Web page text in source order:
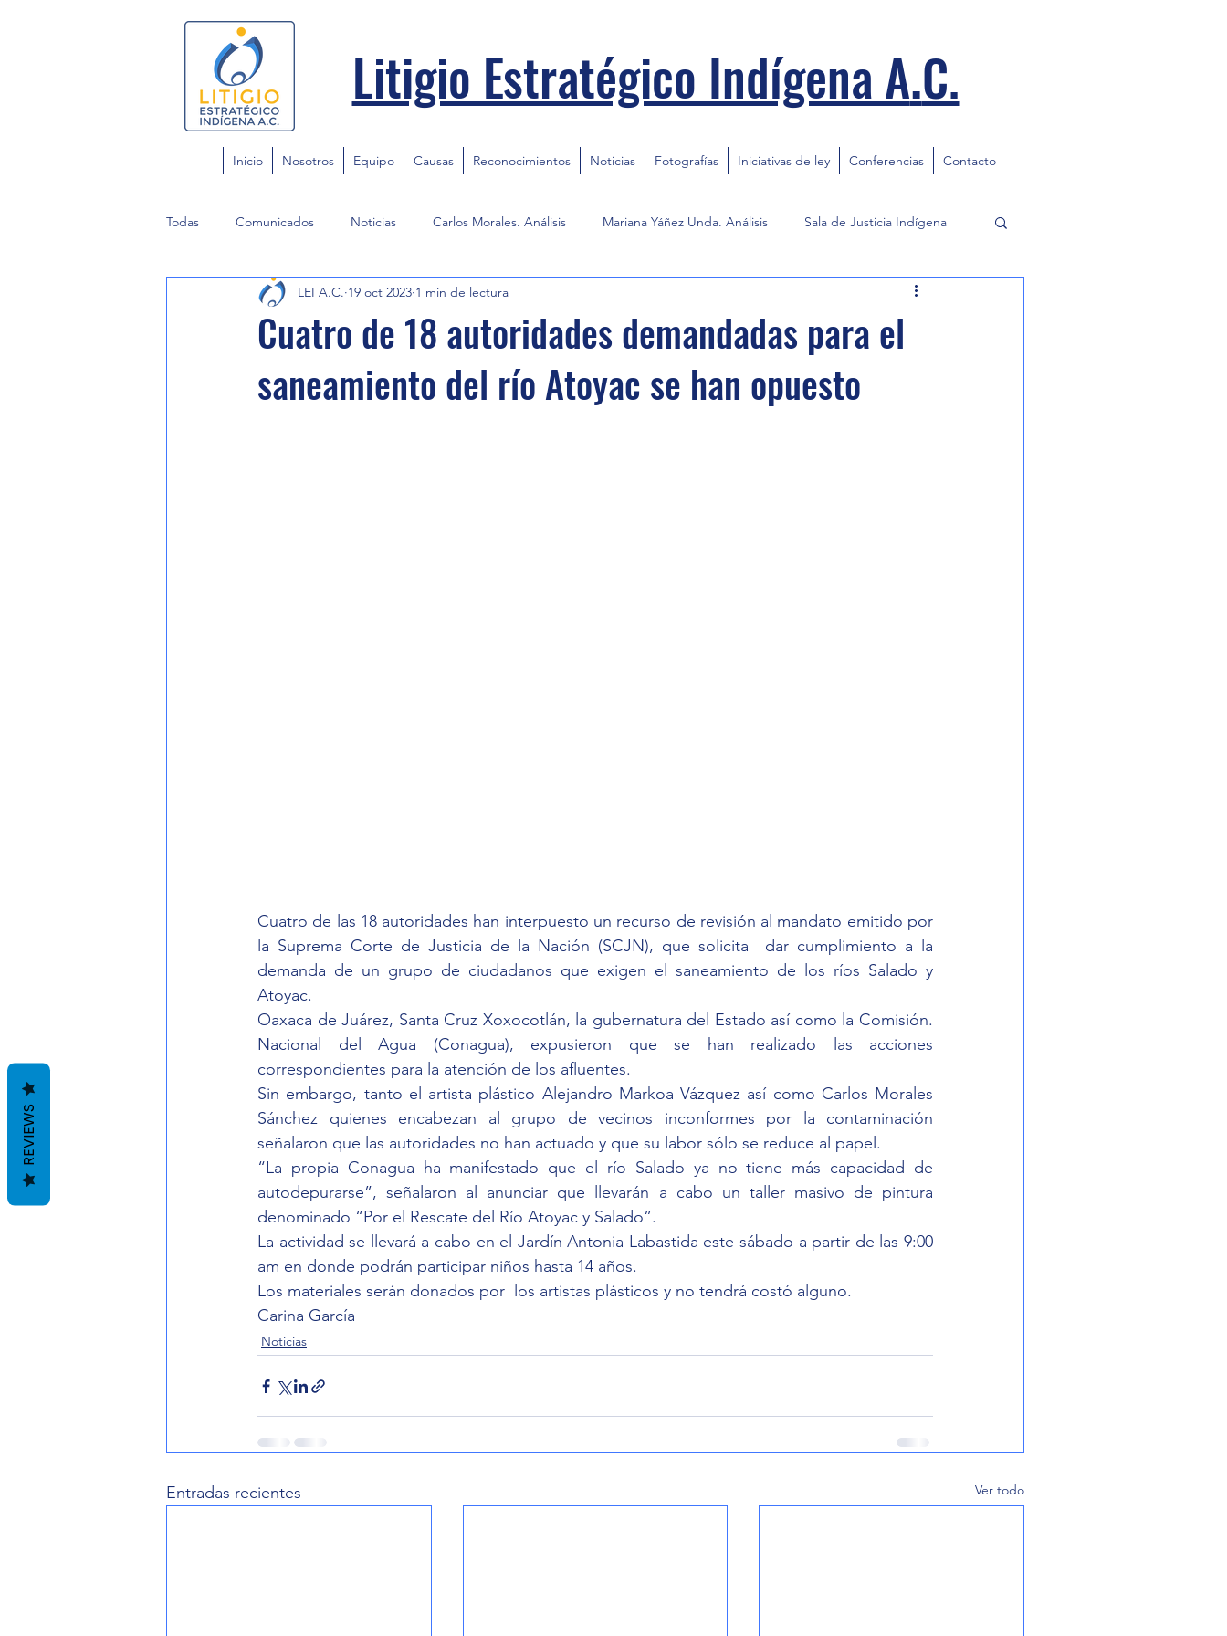
Litigio Estratégico Indígena A.C.
Inicio Nosotros Equipo Causas Reconocimientos Noticias Fotografías Iniciativas de ley Conferencias Contacto
Todas Comunicados Noticias Carlos Morales. Análisis Mariana Yáñez Unda. Análisis Sala de Justicia Indígena
Cuatro de 18 autoridades demandadas para el
saneamiento del río Atoyac se han opuesto
LEI A.C. 19 oct 2023 1 min de lectura
Cuatro de las 18 autoridades han interpuesto un recurso de revisión al mandato emitido por
la Suprema Corte de Justicia de la Nación (SCJN), que solicita  dar cumplimiento a la
demanda de un grupo de ciudadanos que exigen el saneamiento de los ríos Salado y
Atoyac.
Oaxaca de Juárez, Santa Cruz Xoxocotlán, la gubernatura del Estado así como la Comisión.
Nacional del Agua (Conagua), expusieron que se han realizado las acciones
correspondientes para la atención de los afluentes.
Sin embargo, tanto el artista plástico Alejandro Markoa Vázquez así como Carlos Morales
Sánchez quienes encabezan al grupo de vecinos inconformes por la contaminación
señalaron que las autoridades no han actuado y que su labor sólo se reduce al papel.
“La propia Conagua ha manifestado que el río Salado ya no tiene más capacidad de
autodepurarse”, señalaron al anunciar que llevarán a cabo un taller masivo de pintura
denominado “Por el Rescate del Río Atoyac y Salado”.
La actividad se llevará a cabo en el Jardín Antonia Labastida este sábado a partir de las 9:00
am en donde podrán participar niños hasta 14 años.
Los materiales serán donados por  los artistas plásticos y no tendrá costó alguno.
Carina García
Noticias
Entradas recientes Ver todo
REVIEWS